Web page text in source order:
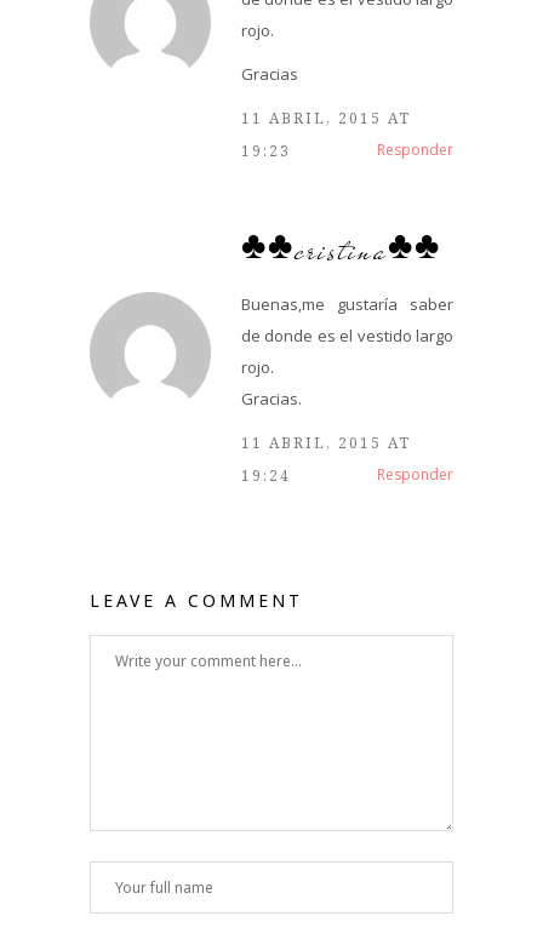
rojo.
Gracias
11 ABRIL, 2015 AT
19:23
Responder
♣♣cristina♣♣
Buenas,me gustaría saber
de donde es el vestido largo
rojo.
Gracias.
11 ABRIL, 2015 AT
19:24
Responder
LEAVE A COMMENT